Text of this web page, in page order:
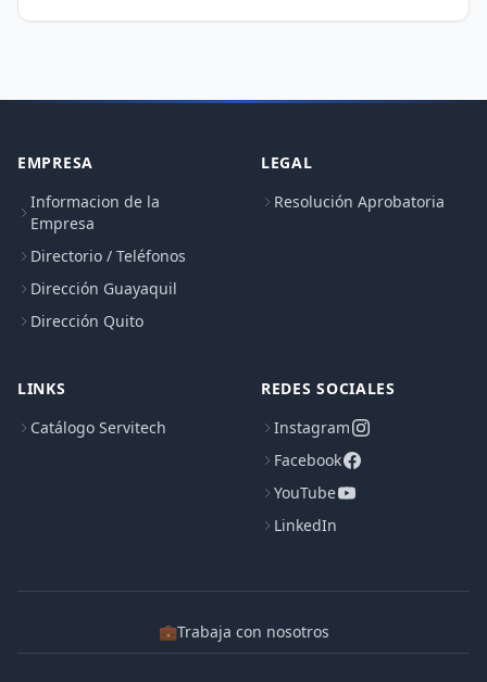
EMPRESA
Informacion de la
Empresa
Directorio / Teléfonos
Dirección Guayaquil
Dirección Quito
LEGAL
Resolución Aprobatoria
LINKS
Catálogo Servitech
REDES SOCIALES
Instagram
Facebook
YouTube
LinkedIn
💼Trabaja con nosotros